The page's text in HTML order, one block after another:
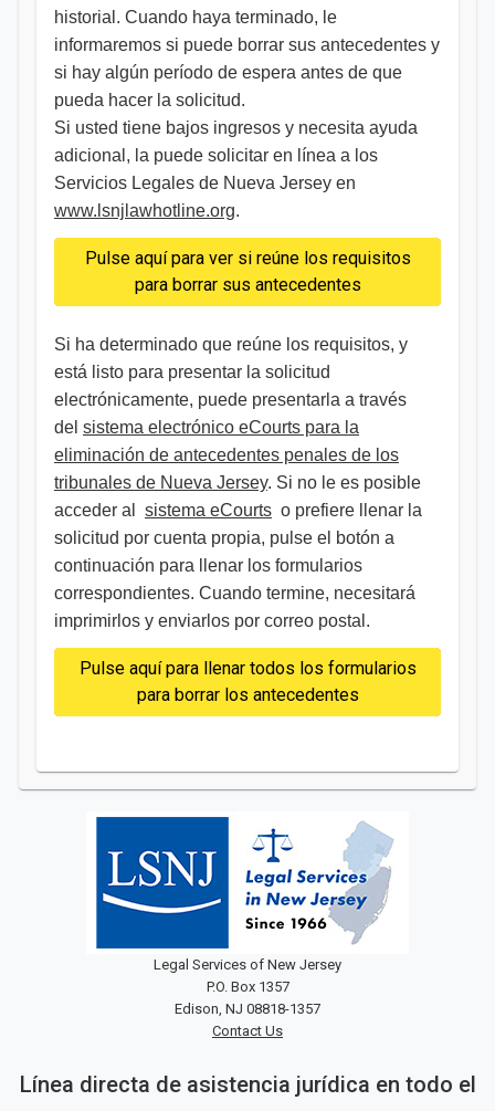
historial. Cuando haya terminado, le
informaremos si puede borrar sus antecedentes y
si hay algún período de espera antes de que
pueda hacer la solicitud.
Si usted tiene bajos ingresos y necesita ayuda
adicional, la puede solicitar en línea a los
Servicios Legales de Nueva Jersey en
www.lsnjlawhotline.org.
​Pulse aquí para ver si reúne los requisitos
para borrar sus antecedentes
Si ha determinado que reúne los requisitos, y
está listo para presentar la solicitud
electrónicamente, puede presentarla a través
del sistema electrónico eCourts para la
eliminación de antecedentes penales de los
tribunales de Nueva Jersey. Si no le es posible
acceder al sistema eCourts o prefiere llenar la
solicitud por cuenta propia, pulse el botón a
continuación para llenar los formularios
correspondientes. Cuando termine, necesitará
imprimirlos y enviarlos por correo postal.
Pulse aquí para llenar todos los formularios
para borrar los antecedentes
Legal Services of New Jersey
P.O. Box 1357
Edison, NJ 08818-1357
Contact Us
Línea directa de asistencia jurídica en todo el